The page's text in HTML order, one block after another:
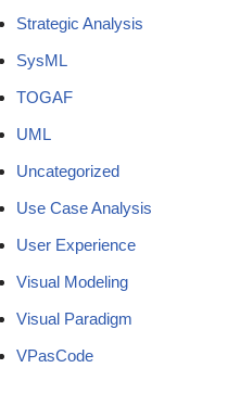
Strategic Analysis
SysML
TOGAF
UML
Uncategorized
Use Case Analysis
User Experience
Visual Modeling
Visual Paradigm
VPasCode